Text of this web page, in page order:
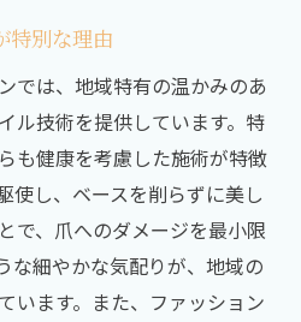
特別な理由
では、地域特有の温かみのあ
ル技術を提供しています。特
も健康を考慮した施術が特徴
使し、ベースを削らずに美し
で、爪へのダメージを最小限
な細やかな気配りが、地域の
います。また、ファッション